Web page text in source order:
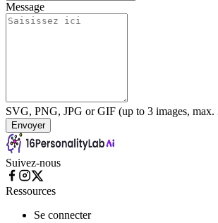
Message
SVG, PNG, JPG or GIF (up to 3 images, max.
Envoyer
Suivez-nous
Ressources
Se connecter